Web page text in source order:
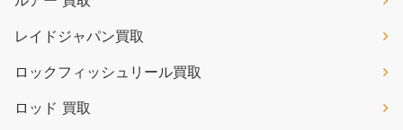
レイドジャパン買取
ロックフィッシュリール買取
ロッド 買取